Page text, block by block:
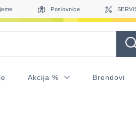
Poslovnice
Akcija % Brendovi